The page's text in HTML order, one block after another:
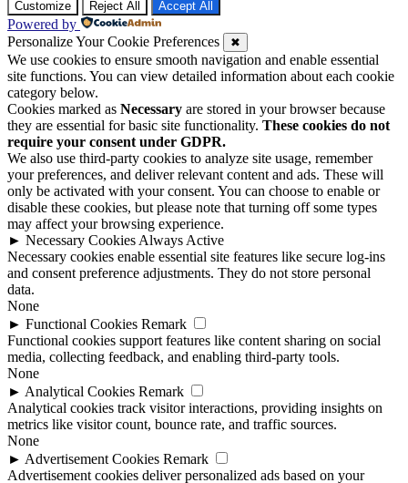
Customize Reject All Accept All
Powered by
Personalize Your Cookie Preferences
✖
We use cookies to ensure smooth navigation and enable essential
site functions. You can view detailed information about each cookie
category below.
Cookies marked as Necessary are stored in your browser because
they are essential for basic site functionality. These cookies do not
require your consent under GDPR.
We also use third-party cookies to analyze site usage, remember
your preferences, and deliver relevant content and ads. These will
only be activated with your consent. You can choose to enable or
disable these cookies, but please note that turning off some types
may affect your browsing experience.
► Necessary Cookies Always Active
Necessary cookies enable essential site features like secure log-ins
and consent preference adjustments. They do not store personal
data.
None
► Functional Cookies Remark
Functional cookies support features like content sharing on social
media, collecting feedback, and enabling third-party tools.
None
► Analytical Cookies Remark
Analytical cookies track visitor interactions, providing insights on
metrics like visitor count, bounce rate, and traffic sources.
None
► Advertisement Cookies Remark
Advertisement cookies deliver personalized ads based on your